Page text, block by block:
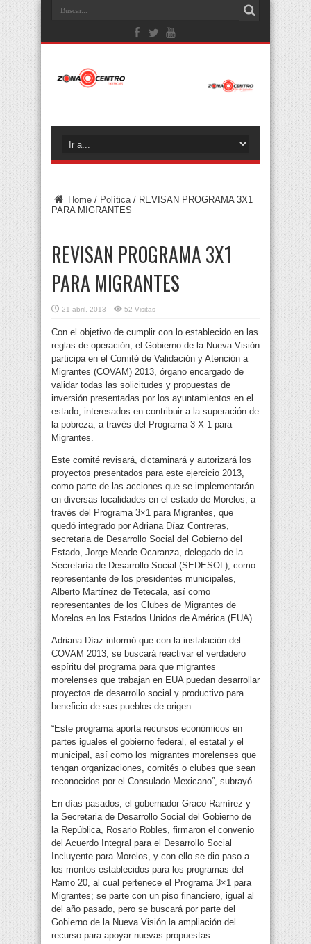
Home / Política / REVISAN PROGRAMA 3X1
PARA MIGRANTES
REVISAN PROGRAMA 3X1
PARA MIGRANTES
21 abril, 2013 52 Visitas
Con el objetivo de cumplir con lo establecido en las
reglas de operación, el Gobierno de la Nueva Visión
participa en el Comité de Validación y Atención a
Migrantes (COVAM) 2013, órgano encargado de
validar todas las solicitudes y propuestas de
inversión presentadas por los ayuntamientos en el
estado, interesados en contribuir a la superación de
la pobreza, a través del Programa 3 X 1 para
Migrantes.
Este comité revisará, dictaminará y autorizará los
proyectos presentados para este ejercicio 2013,
como parte de las acciones que se implementarán
en diversas localidades en el estado de Morelos, a
través del Programa 3×1 para Migrantes, que
quedó integrado por Adriana Díaz Contreras,
secretaria de Desarrollo Social del Gobierno del
Estado, Jorge Meade Ocaranza, delegado de la
Secretaría de Desarrollo Social (SEDESOL); como
representante de los presidentes municipales,
Alberto Martínez de Tetecala, así como
representantes de los Clubes de Migrantes de
Morelos en los Estados Unidos de América (EUA).
Adriana Díaz informó que con la instalación del
COVAM 2013, se buscará reactivar el verdadero
espíritu del programa para que migrantes
morelenses que trabajan en EUA puedan desarrollar
proyectos de desarrollo social y productivo para
beneficio de sus pueblos de origen.
“Este programa aporta recursos económicos en
partes iguales el gobierno federal, el estatal y el
municipal, así como los migrantes morelenses que
tengan organizaciones, comités o clubes que sean
reconocidos por el Consulado Mexicano”, subrayó.
En días pasados, el gobernador Graco Ramírez y
la Secretaria de Desarrollo Social del Gobierno de
la República, Rosario Robles, firmaron el convenio
del Acuerdo Integral para el Desarrollo Social
Incluyente para Morelos, y con ello se dio paso a
los montos establecidos para los programas del
Ramo 20, al cual pertenece el Programa 3×1 para
Migrantes; se parte con un piso financiero, igual al
del año pasado, pero se buscará por parte del
Gobierno de la Nueva Visión la ampliación del
recurso para apoyar nuevas propuestas.